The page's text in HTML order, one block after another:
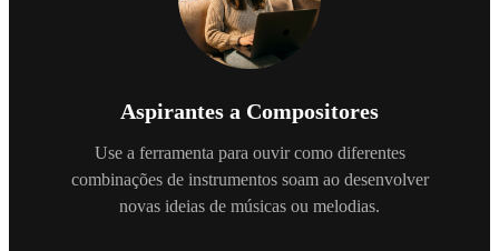
Aspirantes a Compositores
Use a ferramenta para ouvir como diferentes
combinações de instrumentos soam ao desenvolver
novas ideias de músicas ou melodias.